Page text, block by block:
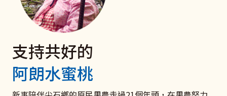
支持共好的
阿朗水蜜桃
電子發票 捐款愛心碼102
我們有愛心碼囉
愛心一領二 愛心不落後 聚沙可成塔
聘僱移工家庭
與移工共好服務
打造雇主放心移工安心的新勞雇關係！ 聯絡新事社會服
捐款支持《扶原民‧救弱勢》
衛部救字第1141363166號
助原住民弱勢及受災家庭和青少年培力學習，迎向未來，